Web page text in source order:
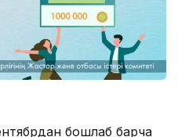
бошлаб барча